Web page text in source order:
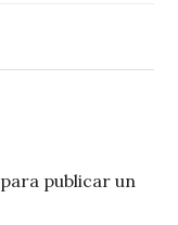
para publicar un